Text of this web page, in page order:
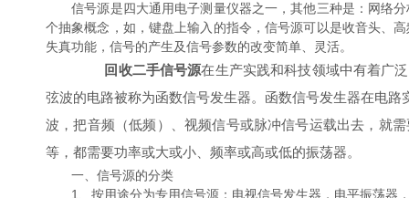
信号源是四大通用电子测量仪器之一，其他三种是：网络分
个抽象概念，如，键盘上输入的指令，信号源可以是收音头、
失真功能，信号的产生及信号参数的改变简单、灵活。
回收二手信号源在生产实践和科技领域中有着广
弦波的电路被称为函数信号发生器。函数信号发生器在电
波，把音频（低频）、视频信号或脉冲信号运载出去，就
等，都需要功率或大或小、频率或高或低的振荡器。
一、信号源的分类
1、按用途分为专用信号源：电视信号发生器，电平振荡器